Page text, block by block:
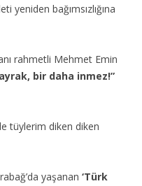
yeniden bağımsızlığına
rahmetli Mehmet Emin
bir daha inmez!”
tüylerim diken diken
yaşanan ‘Türk